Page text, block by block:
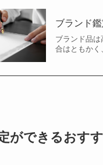
ブランド
ブランド品
合はともか
ができるおす